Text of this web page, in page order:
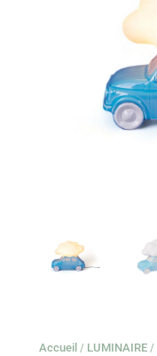
Accueil / LUMINAIRE /